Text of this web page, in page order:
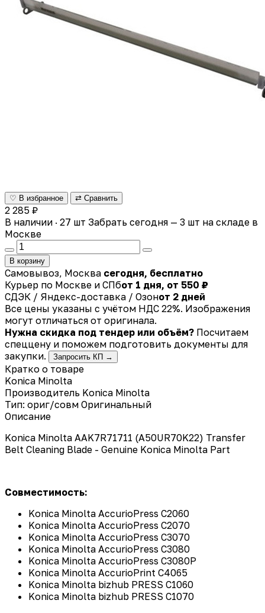
♡ В избранное ⇄ Сравнить
2 285 ₽
В наличии · 27 шт Забрать сегодня — 3 шт на складе в
Москве
В корзину
Самовывоз, Москва сегодня, бесплатно
Курьер по Москве и СПбот 1 дня, от 550 ₽
СДЭК / Яндекс-доставка / Озонот 2 дней
Все цены указаны с учётом НДС 22%. Изображения
могут отличаться от оригинала.
Нужна скидка под тендер или объём? Посчитаем
спеццену и поможем подготовить документы для
закупки.
Запросить КП →
Кратко о товаре
Konica Minolta
Производитель Konica Minolta
Тип: ориг/совм Оригинальный
Описание
Konica Minolta AAK7R71711 (A50UR70K22) Transfer
Belt Cleaning Blade - Genuine Konica Minolta Part
Совместимость:
Konica Minolta AccurioPress C2060
Konica Minolta AccurioPress C2070
Konica Minolta AccurioPress C3070
Konica Minolta AccurioPress C3080
Konica Minolta AccurioPress C3080P
Konica Minolta AccurioPrint C4065
Konica Minolta bizhub PRESS C1060
Konica Minolta bizhub PRESS C1070